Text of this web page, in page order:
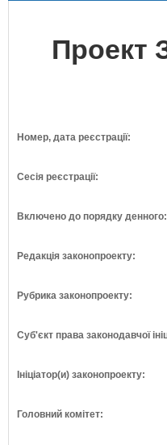
Проект
Номер, дата реєстрації:
Сесія реєстрації:
Включено до порядку денного:
Редакція законопроекту:
Рубрика законопроекту:
Суб'єкт права законодавчої
Ініціатор(и) законопроекту:
Головний комітет: